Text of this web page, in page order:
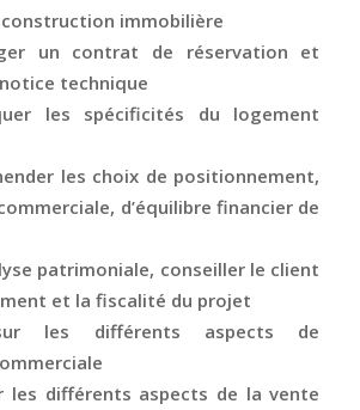
immobilière
un contrat de réservation et
technique
les spécificités du logement
les choix de positionnement,
d’équilibre financier de
patrimoniale, conseiller le client
et la fiscalité du projet
les différents aspects de
les différents aspects de la vente